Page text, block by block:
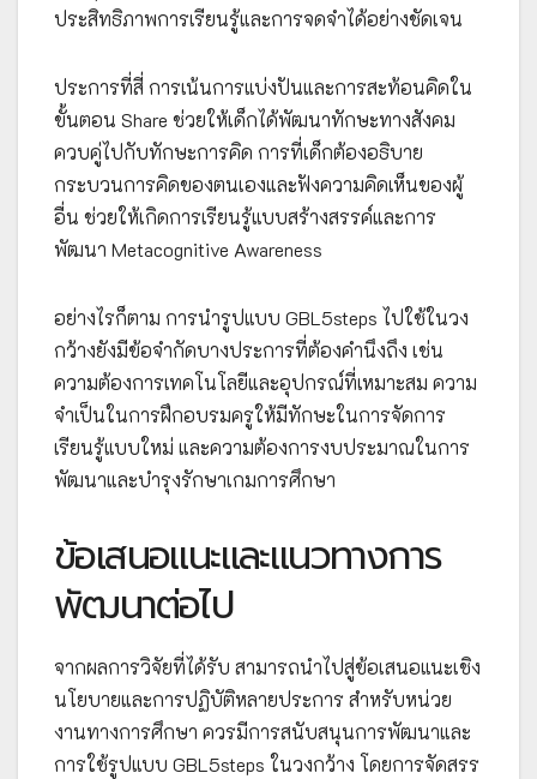
ประสิทธิภาพการเรียนรู้และการจดจำได้อย่างชัดเจน
ประการที่สี่ การเน้นการแบ่งปันและการสะท้อนคิดใน
ขั้นตอน Share ช่วยให้เด็กได้พัฒนาทักษะทางสังคม
ควบคู่ไปกับทักษะการคิด การที่เด็กต้องอธิบาย
กระบวนการคิดของตนเองและฟังความคิดเห็นของผู้
อื่น ช่วยให้เกิดการเรียนรู้แบบสร้างสรรค์และการ
พัฒนา Metacognitive Awareness
อย่างไรก็ตาม การนำรูปแบบ GBL5steps ไปใช้ในวง
กว้างยังมีข้อจำกัดบางประการที่ต้องคำนึงถึง เช่น
ความต้องการเทคโนโลยีและอุปกรณ์ที่เหมาะสม ความ
จำเป็นในการฝึกอบรมครูให้มีทักษะในการจัดการ
เรียนรู้แบบใหม่ และความต้องการงบประมาณในการ
พัฒนาและบำรุงรักษาเกมการศึกษา
ข้อเสนอแนะและแนวทางการ
พัฒนาต่อไป
จากผลการวิจัยที่ได้รับ สามารถนำไปสู่ข้อเสนอแนะเชิง
นโยบายและการปฏิบัติหลายประการ สำหรับหน่วย
งานทางการศึกษา ควรมีการสนับสนุนการพัฒนาและ
การใช้รูปแบบ GBL5steps ในวงกว้าง โดยการจัดสรร